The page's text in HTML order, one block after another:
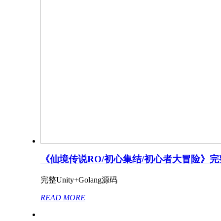
《仙境传说RO/初心集结/初心者大冒险》
完整Unity+Golang源码
READ MORE